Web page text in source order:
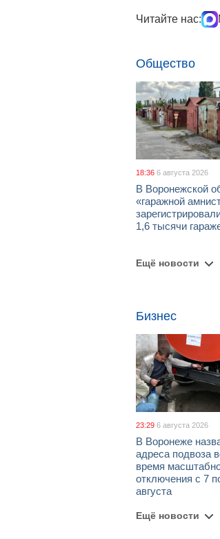
Читайте нас:
Общество
18:36 6 августа 2026
В Воронежской
«гаражной
1,6 тысячи
Ещё новости
Бизнес
23:29 6 августа 2026
В Воронеже
адреса подвоза
время
отключения с 7
августа
Ещё новости